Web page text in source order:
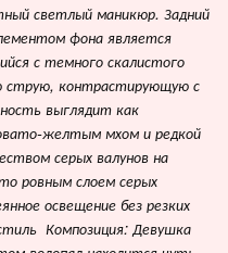
светлый маникюр. Задний
фона является
с темного скалистого
струю, контрастирующую с
выглядит как
желтым мхом и редкой
серых валунов на
ровным слоем серых
освещение без резких
Композиция: Девушка